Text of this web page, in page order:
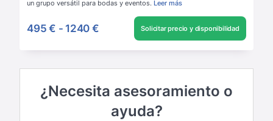
un grupo versátil para bodas y eventos. Leer más
495 € - 1240 € Solicitar precio y disponibilidad
¿Necesita asesoramiento o
ayuda?